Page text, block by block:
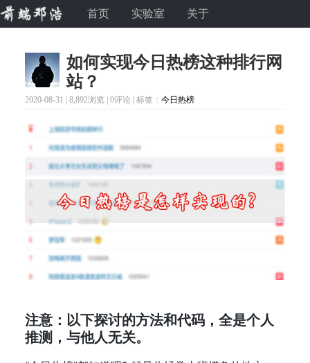
首页 实验室 关于
如何实现今日热榜这种排行网
站？
2020-08-31 | 8,892浏览 | 0评论 | 标签： 今日热榜
注意：以下探讨的方法和代码，全是个人
推测，与他人无关。